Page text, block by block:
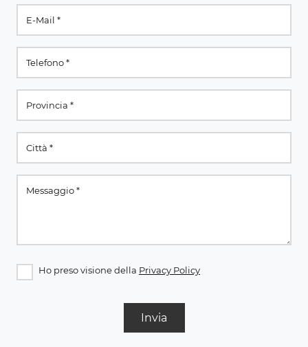
Ho preso visione della Privacy Policy
Invia